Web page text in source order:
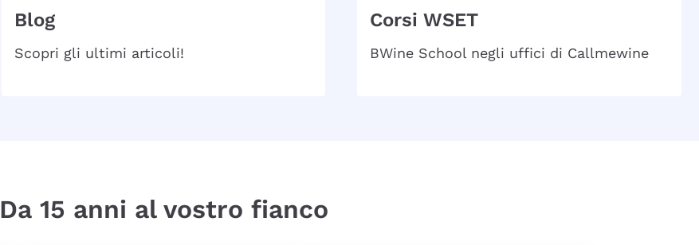
Blog
Scopri gli ultimi articoli!
Corsi WSET
BWine School negli uffici di Callmewine
Da 15 anni al vostro fianco